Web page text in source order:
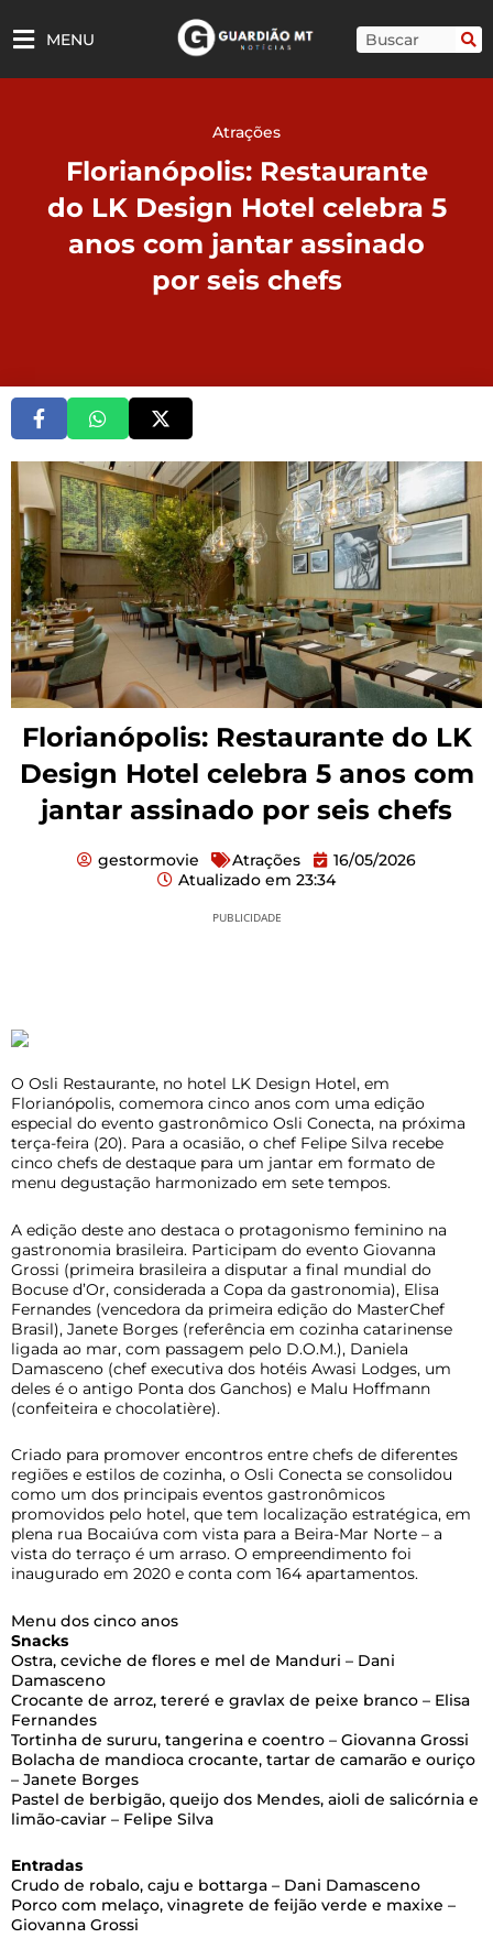
para
MENU Pesquisar
Atrações
Florianópolis: Restaurante
do LK Design Hotel celebra 5
anos com jantar assinado
por seis chefs
Florianópolis: Restaurante do LK
Design Hotel celebra 5 anos com
jantar assinado por seis chefs
gestormovie Atrações
16/05/2026
Atualizado em 23:34
PUBLICIDADE
O Osli Restaurante, no hotel LK Design Hotel, em
Florianópolis, comemora cinco anos com uma edição
especial do evento gastronômico Osli Conecta, na próxima
terça-feira (20). Para a ocasião, o chef Felipe Silva recebe
cinco chefs de destaque para um jantar em formato de
menu degustação harmonizado em sete tempos.
A edição deste ano destaca o protagonismo feminino na
gastronomia brasileira. Participam do evento Giovanna
Grossi (primeira brasileira a disputar a final mundial do
Bocuse d’Or, considerada a Copa da gastronomia), Elisa
Fernandes (vencedora da primeira edição do MasterChef
Brasil), Janete Borges (referência em cozinha catarinense
ligada ao mar, com passagem pelo D.O.M.), Daniela
Damasceno (chef executiva dos hotéis Awasi Lodges, um
deles é o antigo Ponta dos Ganchos) e Malu Hoffmann
(confeiteira e chocolatière).
Criado para promover encontros entre chefs de diferentes
regiões e estilos de cozinha, o Osli Conecta se consolidou
como um dos principais eventos gastronômicos
promovidos pelo hotel, que tem localização estratégica, em
plena rua Bocaiúva com vista para a Beira-Mar Norte – a
vista do terraço é um arraso. O empreendimento foi
inaugurado em 2020 e conta com 164 apartamentos.
Menu dos cinco anos
Snacks
Ostra, ceviche de flores e mel de Manduri – Dani
Damasceno
Crocante de arroz, tereré e gravlax de peixe branco – Elisa
Fernandes
Tortinha de sururu, tangerina e coentro – Giovanna Grossi
Bolacha de mandioca crocante, tartar de camarão e ouriço
– Janete Borges
Pastel de berbigão, queijo dos Mendes, aioli de salicórnia e
limão-caviar – Felipe Silva
Entradas
Crudo de robalo, caju e bottarga – Dani Damasceno
Porco com melaço, vinagrete de feijão verde e maxixe –
Giovanna Grossi